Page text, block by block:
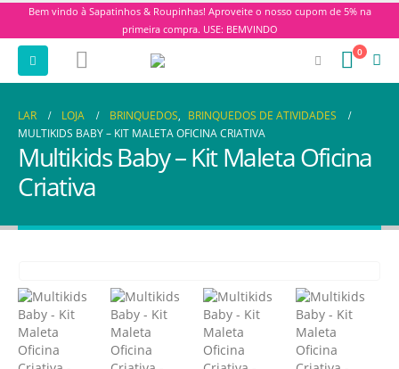
Bem vindo à Sapatinhos & Roupinhas! Aproveite o nosso cupom de 5% na
primeira compra. USE: BEMVINDO
0
LAR LOJA BRINQUEDOS, BRINQUEDOS DE ATIVIDADES
MULTIKIDS BABY – KIT MALETA OFICINA CRIATIVA
Multikids Baby – Kit Maleta Oficina
Criativa